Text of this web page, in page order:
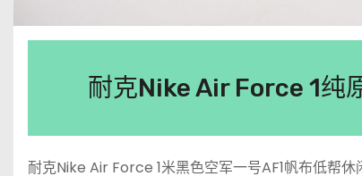
耐克Nike Air Force 1纯
耐克Nike Air Force 1米黑色空军一号AF1帆布低帮